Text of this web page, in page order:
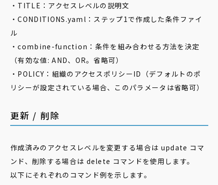
・TITLE：アクセスレベルの説明文
・CONDITIONS.yaml：ステップ1で作成した条件ファイ
ル
・combine-function：条件を組み合わせる方法を決定
（有効な値: AND、OR。省略可）
・POLICY：組織のアクセスポリシーID（デフォルトのポ
リシーが設定されている場合、このパラメータは省略可）
更新 / 削除
作成済みのアクセスレベルを変更する場合は update コマ
ンド、削除する場合は delete コマンドを使用します。
以下にそれぞれのコマンド例を示します。